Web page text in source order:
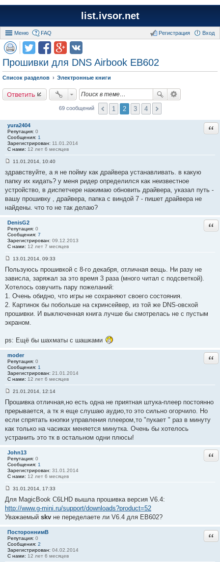
list.ivsor.net
Меню FAQ Вход
Регистрация
Прошивки для DNS Airbook EB602
Список разделов Электронные книги
Ответить
69 сообщений 1 2 3 4
yura2404
Репутация: 0
Сообщения: 1
Зарегистрирован: 11.01.2014
С нами: 12 лет 6 месяцев
о
о
б
щ
н
и
2
1
11.01.2014, 10:40
здравствуйте, а я не пойму как драйвера устанавливать. в какую
папку их кидать? у меня ридер определился как неизвестное
устройство, в диспетчере нажимаю обновить драйвера, указал путь -
вашу прошивку , драйвера, папка с виндой 7 - пишет драйвера не
найдены. что то не так делаю?
DenisG2
Репутация: 0
Сообщения: 7
Зарегистрирован: 09.12.2013
С нами: 12 лет 7 месяцев
о
б
щ
н
#
2
2
13.01.2014, 09:33
Пользуюсь прошивкой с 8-го декабря, отличная вещь. Ни разу не
зависла, заряжал за это время 3 раза (много читал с подсветкой).
Хотелось озвучить пару пожеланий:
1. Очень обидно, что игры не сохраняют своего состояния.
2. Картинок бы побольше на скринсейвер, из той же DNS-овской
прошивки. И выключенная книга лучше бы смотрелась не с пустым
экраном.
ps: Ещё бы шахматы с шашками
moder
Репутация: 0
Сообщения: 1
Зарегистрирован: 21.01.2014
С нами: 12 лет 6 месяцев
о
б
щ
н
и
2
3
21.01.2014, 12:14
Прошивка отличная,но есть одна не приятная штука-плеер постоянно
прерывается, а тк я еще слушаю аудио,то это сильно огорчило. Но
если спрятать кнопки управления плеером,то "пукает " раз в минуту
как только на часиках меняется минутка. Очень бы хотелось
устранить это тк в остальном одни плюсы!
John13
Репутация: 0
Сообщения: 1
Зарегистрирован: 31.01.2014
С нами: 12 лет 6 месяцев
о
б
щ
н
и
е
#
2
4
31.01.2014, 17:33
Для MagicBook C6LHD вышла прошивка версия V6.4:
http://www.g-mini.ru/support/downloads?product=52
Уважаемый skv не переделаете ли V6.4 для EB602?
ПостороннимВ
Репутация: 0
Сообщения: 2
Зарегистрирован: 04.02.2014
С нами: 12 лет 6 месяцев